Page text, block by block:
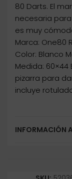
80 Darts. El
necesaria
es muy
Marca: One80
Color: Blanco
Medida:
pizarra para
incluye
INFORMACIÓN